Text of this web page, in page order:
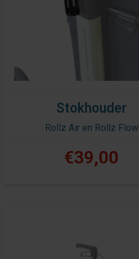
Stokhouder
Rollz Air en Rollz Flow
€39,00